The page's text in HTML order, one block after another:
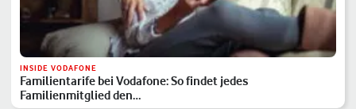
INSIDE VODAFONE
Familientarife bei Vodafone: So findet jedes
Familienmitglied den…